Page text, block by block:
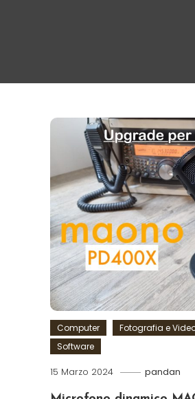
Computer Fotografia e
Software
15 Marzo 2024 pandan